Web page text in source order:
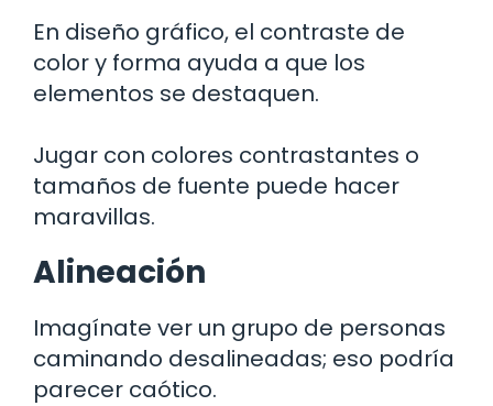
En diseño gráfico, el contraste de
color y forma ayuda a que los
elementos se destaquen.
Jugar con colores contrastantes o
tamaños de fuente puede hacer
maravillas.
Alineación
Imagínate ver un grupo de personas
caminando desalineadas; eso podría
parecer caótico.